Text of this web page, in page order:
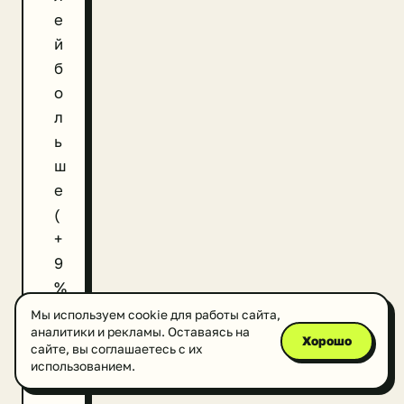
е
й
б
о
л
ь
ш
е
(
+
9
%
)
.
Н
а
Мы используем cookie для работы сайта,
аналитики и рекламы. Оставаясь на
сайте, вы соглашаетесь с их
использованием.
Хорошо